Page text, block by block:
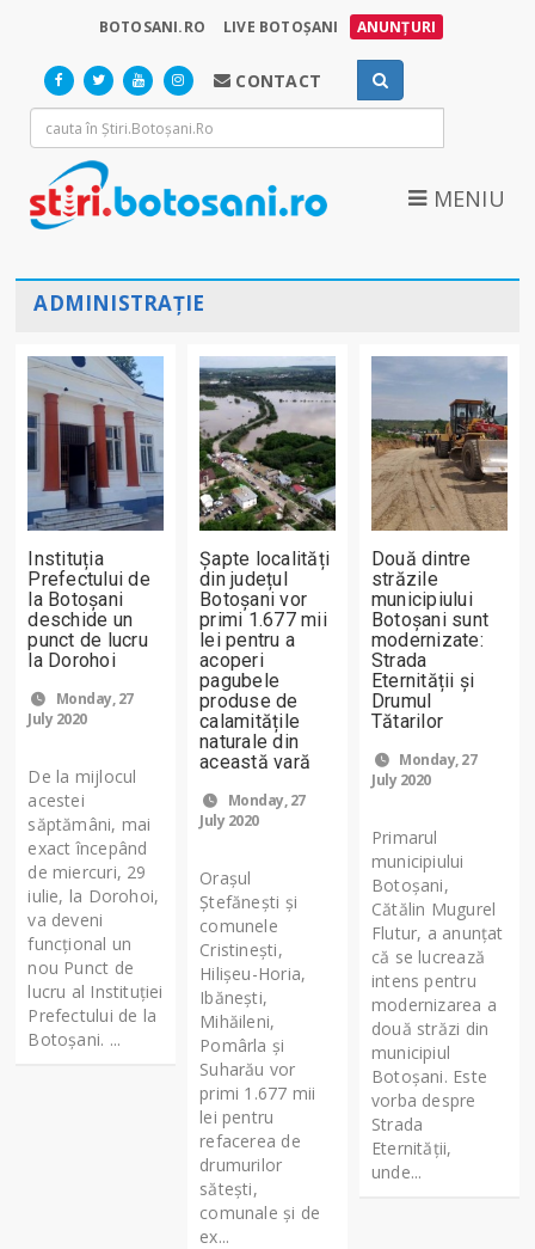
BOTOSANI.RO LIVE BOTOȘANI ANUNȚURI
CONTACT
MENIU
ADMINISTRAȚIE
Instituția
Prefectului de
la Botoșani
deschide un
punct de lucru
la Dorohoi
Monday, 27
July 2020
De la mijlocul
acestei
săptămâni, mai
exact începând
de miercuri, 29
iulie, la Dorohoi,
va deveni
funcțional un
nou Punct de
lucru al Instituției
Prefectului de la
Botoșani. ...
Șapte localități
din județul
Botoșani vor
primi 1.677 mii
lei pentru a
acoperi
pagubele
produse de
calamitățile
naturale din
această vară
Monday, 27
July 2020
Orașul
Ștefănești și
comunele
Cristinești,
Hilișeu-Horia,
Ibănești,
Mihăileni,
Pomârla și
Suharău vor
primi 1.677 mii
lei pentru
refacerea de
drumurilor
sătești,
comunale și de
ex...
Două dintre
străzile
municipiului
Botoșani sunt
modernizate:
Strada
Eternității și
Drumul
Tătarilor
Monday, 27
July 2020
Primarul
municipiului
Botoșani,
Cătălin Mugurel
Flutur, a anunțat
că se lucrează
intens pentru
modernizarea a
două străzi din
municipiul
Botoșani. Este
vorba despre
Strada
Eternității,
unde...